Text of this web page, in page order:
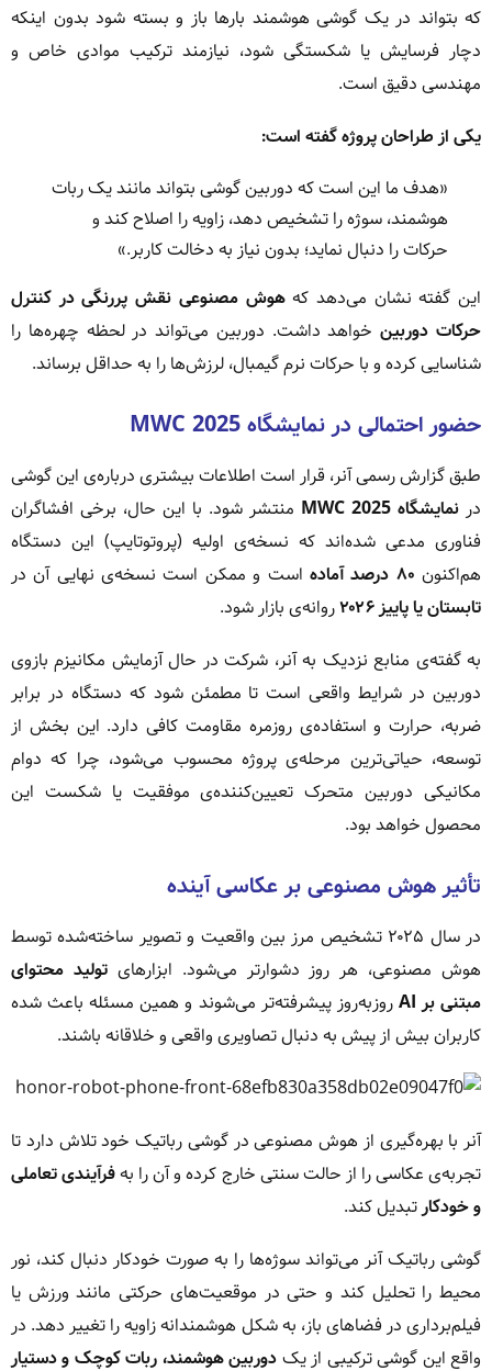
که بتواند در یک گوشی هوشمند بارها باز و بسته شود بدون اینکه
دچار فرسایش یا شکستگی شود، نیازمند ترکیب موادی خاص و
مهندسی دقیق است.
یکی از طراحان پروژه گفته است:
«هدف ما این است که دوربین گوشی بتواند مانند یک ربات
هوشمند، سوژه را تشخیص دهد، زاویه را اصلاح کند و
حرکات را دنبال نماید؛ بدون نیاز به دخالت کاربر.»
این گفته نشان می‌دهد کههوش مصنوعی نقش پررنگی در کنترل
حرکات دوربینخواهد داشت. دوربین می‌تواند در لحظه چهره‌ها را
شناسایی کرده و با حرکات نرم گیمبال، لرزش‌ها را به حداقل برساند.
حضور احتمالی در نمایشگاه MWC 2025
طبق گزارش رسمی آنر، قرار است اطلاعات بیشتری درباره‌ی این گوشی
در نمایشگاه MWC 2025
منتشر شود. با این حال، برخی افشاگران
فناوری مدعی شده‌اند که نسخه‌ی اولیه (پروتوتایپ) این دستگاه
هم‌اکنون ۸۰ درصد آماده
است و ممکن است نسخه‌ی نهایی آن در
تابستان یا پاییز ۲۰۲۶
روانه‌ی بازار شود.
به گفته‌ی منابع نزدیک به آنر، شرکت در حال آزمایش مکانیزم بازوی
دوربین در شرایط واقعی است تا مطمئن شود که دستگاه در برابر
ضربه، حرارت و استفاده‌ی روزمره مقاومت کافی دارد. این بخش از
توسعه، حیاتی‌ترین مرحله‌ی پروژه محسوب می‌شود، چرا که دوام
مکانیکی دوربین متحرک تعیین‌کننده‌ی موفقیت یا شکست این
محصول خواهد بود.
تأثیر هوش مصنوعی بر عکاسی آینده
در سال ۲۰۲۵ تشخیص مرز بین واقعیت و تصویر ساخته‌شده توسط
هوش مصنوعی، هر روز دشوارتر می‌شود. ابزارهایتولید محتوای
مبتنی بر AI
روزبه‌روز پیشرفته‌تر می‌شوند و همین مسئله باعث شده
کاربران بیش از پیش به دنبال تصاویری واقعی و خلاقانه باشند.
آنر با بهره‌گیری از هوش مصنوعی در گوشی رباتیک خود تلاش دارد تا
تجربه‌ی عکاسی را از حالت سنتی خارج کرده و آن را بهفرآیندی تعاملی
و خودکار تبدیل کند.
گوشی رباتیک آنر می‌تواند سوژه‌ها را به صورت خودکار دنبال کند، نور
محیط را تحلیل کند و حتی در موقعیت‌های حرکتی مانند ورزش یا
فیلم‌برداری در فضاهای باز، به شکل هوشمندانه زاویه را تغییر دهد. در
واقع این گوشی ترکیبی از یک دوربین هوشمند، ربات کوچک و دستیار